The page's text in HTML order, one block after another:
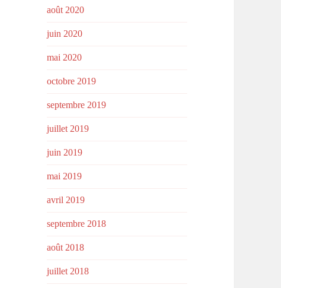
août 2020
juin 2020
mai 2020
octobre 2019
septembre 2019
juillet 2019
juin 2019
mai 2019
avril 2019
septembre 2018
août 2018
juillet 2018